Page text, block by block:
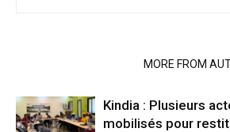
MORE FROM
Kindia : Plusieurs
mobilisés pour